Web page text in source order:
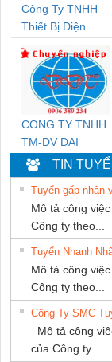
Công Ty TNHH
Thiết Bị Điện
CONG TY TNHH
TM-DV DAI
DONG THANH
TIN
Tuyển gấp nhân
Mô tả công
Công ty theo...
Tuyển Nhanh
Mô tả công
Công ty theo...
Công Ty SMC
Mô tả công
của Công ty...